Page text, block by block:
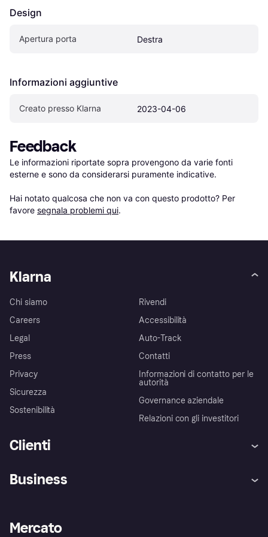
Design
Apertura porta Destra
Informazioni aggiuntive
Creato presso Klarna 2023-04-06
Feedback
Le informazioni riportate sopra provengono da varie fonti
esterne e sono da considerarsi puramente indicative.
Hai notato qualcosa che non va con questo prodotto? Per
favore segnala problemi qui.
Klarna
Chi siamo
Careers
Legal
Press
Privacy
Sicurezza
Sostenibilità
Rivendi
Accessibilità
Auto-Track
Contatti
Informazioni di contatto per le
autorità
Governance aziendale
Relazioni con gli investitori
Clienti
Esplora i negozi
Business
Accesso aziende
Mercato